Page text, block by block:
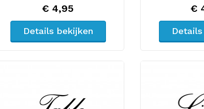
€ 4,95
Details bekijken
€